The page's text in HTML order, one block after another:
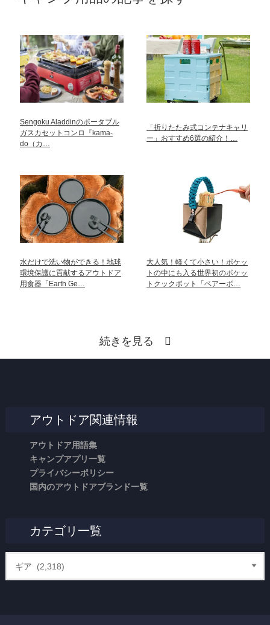
Sengoku Aladdinのポータブル
ガスカセットコンロ『kama-
do（カ…
「折りたたみ式コンテナキャリ
ー」おすすめ6選の紹介！…
水だけで洗い物ができる！地球
環境保護に貢献するアウトドア
用食器「Earth Ge…
大人気！軽くて小さい！ポケッ
トの中にも入る世界初のポケッ
トクックポット「ベアーボ…
続きを見る
アウトドア関連情報
アウトドア用語集
キャンプアプリ一覧
プライバシーポリシー
国内のアウトドアブランド一覧
カテゴリ一覧